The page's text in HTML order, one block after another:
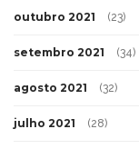
outubro 2021 (23)
setembro 2021 (34)
agosto 2021 (32)
julho 2021 (28)